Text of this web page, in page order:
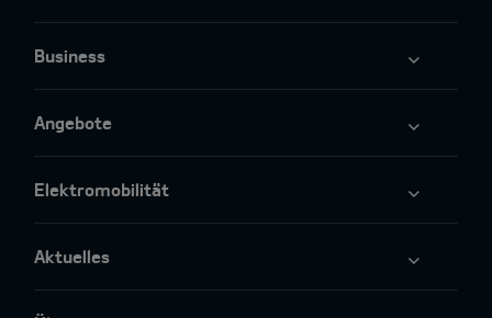
Business
Angebote
Elektromobilität
Aktuelles